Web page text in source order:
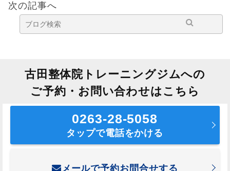
次の記事へ
古田整体院トレーニングジムへの
ご予約・お問い合わせはこちら
0263-28-5058
タップで電話をかける
メールで予約お問合せする